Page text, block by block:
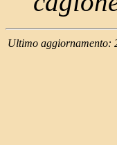
Ultimo aggiornamento: